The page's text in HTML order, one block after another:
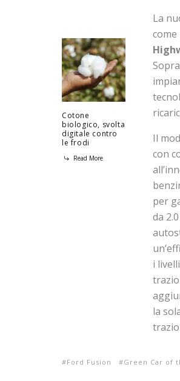
Cotone
biologico, svolta
digitale contro
le frodi
Read More
La
come
Il
con
per
da
i
la
Ford Fusion Green Car of